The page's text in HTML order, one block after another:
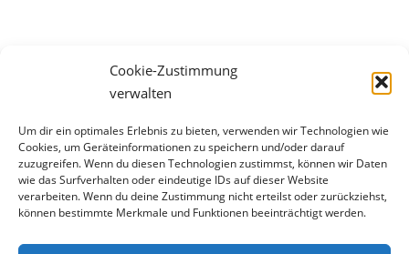
Cookie-Zustimmung
verwalten
Um dir ein optimales Erlebnis zu bieten, verwenden wir Technologien wie
Cookies, um Geräteinformationen zu speichern und/oder darauf
zuzugreifen. Wenn du diesen Technologien zustimmst, können wir Daten
wie das Surfverhalten oder eindeutige IDs auf dieser Website
verarbeiten. Wenn du deine Zustimmung nicht erteilst oder zurückziehst,
können bestimmte Merkmale und Funktionen beeinträchtigt werden.
Impressum
Datenschutzerklärung
Allgemeine Geschäftsbedingungen